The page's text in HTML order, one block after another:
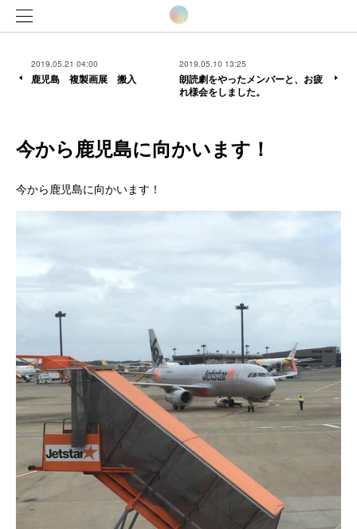
2019.05.21 04:00
鹿児島 複製画展 搬入
2019.05.10 13:25
朗読劇をやったメンバーと、お疲
れ様会をしました。
今から鹿児島に向かいます！
今から鹿児島に向かいます！